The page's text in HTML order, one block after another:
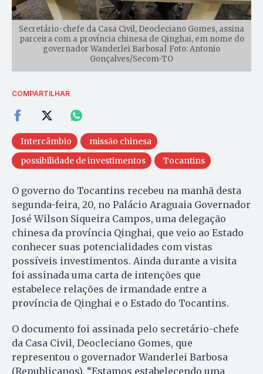
Secretário-chefe da Casa Civil, Deocleciano Gomes, assina
parceira com a província chinesa de Qinghai, em nome do
governador Wanderlei Barbosa| Foto: Antonio
Gonçalves/Secom-TO
COMPARTILHAR
Intercâmbio
missão chinesa
possibilidade de investimentos
Tocantins
O governo do Tocantins recebeu na manhã desta
segunda-feira, 20, no Palácio Araguaia Governador
José Wilson Siqueira Campos, uma delegação
chinesa da província Qinghai, que veio ao Estado
conhecer suas potencialidades com vistas
possíveis investimentos. Ainda durante a visita
foi assinada uma carta de intenções que
estabelece relações de irmandade entre a
província de Qinghai e o Estado do Tocantins.
O documento foi assinada pelo secretário-chefe
da Casa Civil, Deocleciano Gomes, que
representou o governador Wanderlei Barbosa
(Republicanos). “Estamos estabelecendo uma